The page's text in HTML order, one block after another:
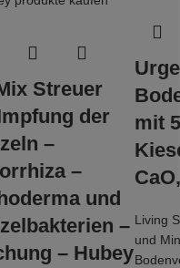
Streuer
der
–
–
und
–
– Hubey
mit
Living
und